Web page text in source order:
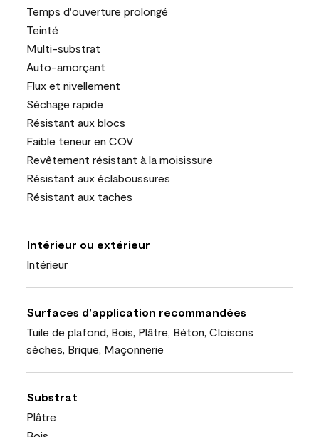
Temps d'ouverture prolongé
Teinté
Multi-substrat
Auto-amorçant
Flux et nivellement
Séchage rapide
Résistant aux blocs
Faible teneur en COV
Revêtement résistant à la moisissure
Résistant aux éclaboussures
Résistant aux taches
Intérieur ou extérieur
Intérieur
Surfaces d’application recommandées
Tuile de plafond, Bois, Plâtre, Béton, Cloisons
sèches, Brique, Maçonnerie
Substrat
Plâtre